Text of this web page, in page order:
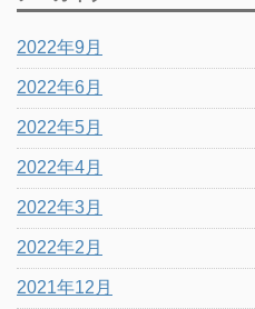
2022年9月
2022年6月
2022年5月
2022年4月
2022年3月
2022年2月
2021年12月